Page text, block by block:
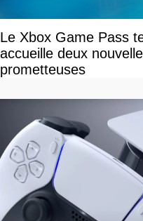
Le Xbox Game Pass
accueille deux
prometteuses